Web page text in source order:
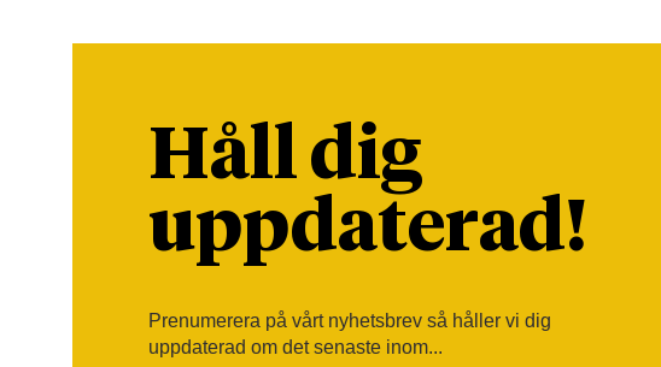
Håll dig
uppdaterad!
Prenumerera på vårt nyhetsbrev så håller vi dig
uppdaterad om det senaste inom...